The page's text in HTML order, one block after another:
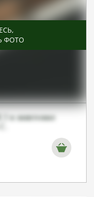
,
ФОТО
к винтовке